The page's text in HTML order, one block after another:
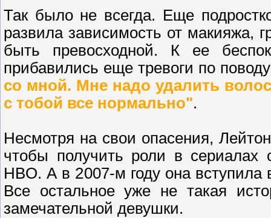
Так было не всегда. Еще
развила зависимость от макияжа,
быть превосходной. К ее
прибавились еще тревоги по
со мной. Мне надо удалить
с тобой все нормально".
Несмотря на свои опасения,
чтобы получить роли в сериалах
HBO. А в 2007-м году она
Все остальное уже не такая
замечательной девушки.